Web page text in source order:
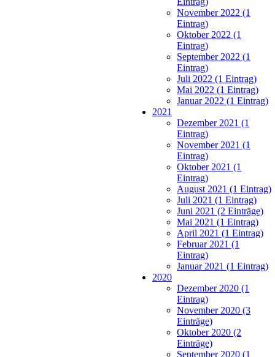
November 2022 (1
Eintrag)
Oktober 2022 (1
Eintrag)
September 2022 (1
Eintrag)
Juli 2022 (1 Eintrag)
Mai 2022 (1 Eintrag)
Januar 2022 (1 Eintrag)
2021
Dezember 2021 (1
Eintrag)
November 2021 (1
Eintrag)
Oktober 2021 (1
Eintrag)
August 2021 (1 Eintrag)
Juli 2021 (1 Eintrag)
Juni 2021 (2 Einträge)
Mai 2021 (1 Eintrag)
April 2021 (1 Eintrag)
Februar 2021 (1
Eintrag)
Januar 2021 (1 Eintrag)
2020
Dezember 2020 (1
Eintrag)
November 2020 (3
Einträge)
Oktober 2020 (2
Einträge)
September 2020 (1